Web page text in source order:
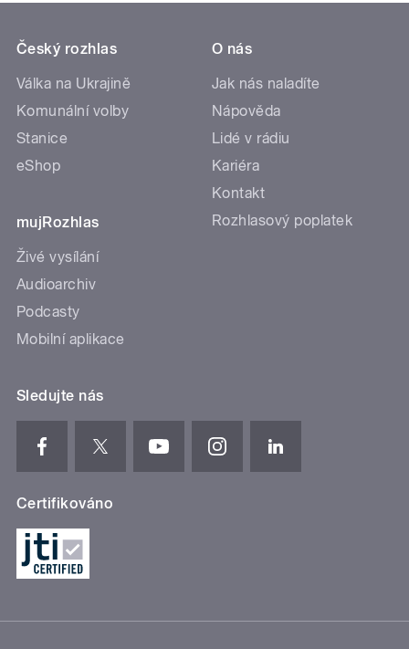
Český rozhlas
Válka na Ukrajině
Komunální volby
Stanice
eShop
mujRozhlas
Živé vysílání
Audioarchiv
Podcasty
Mobilní aplikace
O nás
Jak nás naladíte
Nápověda
Lidé v rádiu
Kariéra
Kontakt
Rozhlasový poplatek
Sledujte nás
Certifikováno